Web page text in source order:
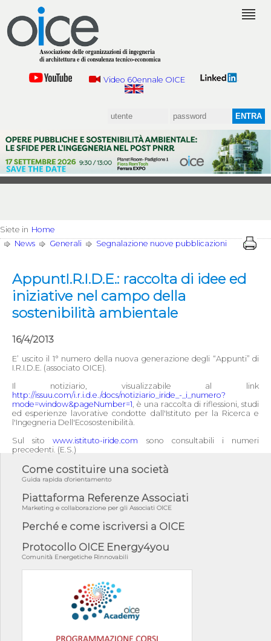
Video 60ennale OICE
Siete in Home
News
Generali Segnalazione nuove pubblicazioni
AppuntI.R.I.D.E.: raccolta di idee ed
iniziative nel campo della
sostenibilità ambientale
16/4/2013
E’ uscito il 1° numero della nuova generazione degli “Appunti” di
I.R.I.D.E. (associato OICE).
Il notiziario, visualizzabile al link
http://issuu.com/i.r.i.d.e./docs/notiziario_iride_-_i_numero?
mode=window&pageNumber=1, è una raccolta di riflessioni, studi
ed esperienze lavorative condotte dall'Istituto per la Ricerca e
l'Ingegneria Dell'Ecosostenibilità.
Sul sitowww.istituto-iride.com sono consultabili i numeri
precedenti. (E.S.)
Come costituire una società
Guida rapida d'orientamento
Piattaforma Referenze Associati
Marketing e collaborazione per gli Associati OICE
Perché e come iscriversi a OICE
Protocollo OICE Energy4you
Comunità Energetiche Rinnovabili